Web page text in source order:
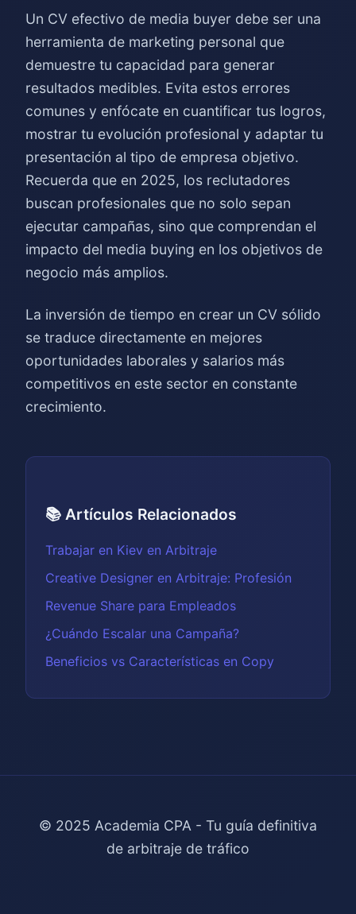
Un CV efectivo de media buyer debe ser una
herramienta de marketing personal que
demuestre tu capacidad para generar
resultados medibles. Evita estos errores
comunes y enfócate en cuantificar tus logros,
mostrar tu evolución profesional y adaptar tu
presentación al tipo de empresa objetivo.
Recuerda que en 2025, los reclutadores
buscan profesionales que no solo sepan
ejecutar campañas, sino que comprendan el
impacto del media buying en los objetivos de
negocio más amplios.
La inversión de tiempo en crear un CV sólido
se traduce directamente en mejores
oportunidades laborales y salarios más
competitivos en este sector en constante
crecimiento.
📚 Artículos Relacionados
Trabajar en Kiev en Arbitraje
Creative Designer en Arbitraje: Profesión
Revenue Share para Empleados
¿Cuándo Escalar una Campaña?
Beneficios vs Características en Copy
© 2025 Academia CPA - Tu guía definitiva
de arbitraje de tráfico